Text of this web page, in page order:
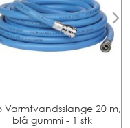
Varmtvandsslange 20 m,
blå gummi - 1 stk